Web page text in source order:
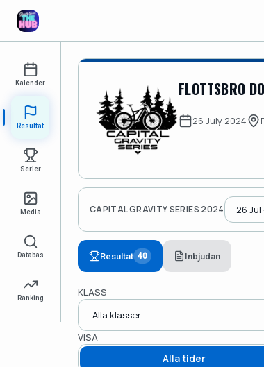
Kalender
Resultat
Serier
Media
Databas
Ranking
FLOTTSBRO
26 July 2024
CAPITAL GRAVITY SERIES 2024
Resultat 40 Inbjudan
KLASS
VISA
Alla tider